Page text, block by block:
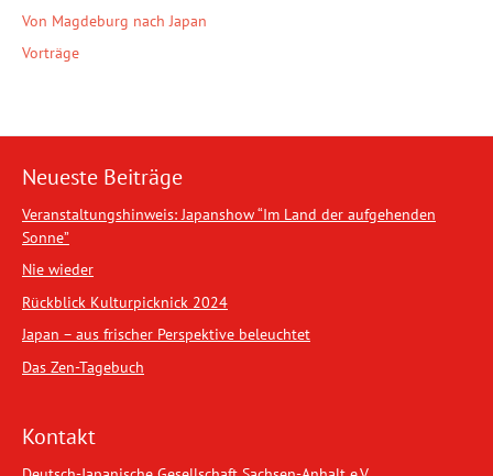
Von Magdeburg nach Japan
Vorträge
Neueste Beiträge
Veranstaltungshinweis: Japanshow “Im Land der aufgehenden
Sonne”
Nie wieder
Rückblick Kulturpicknick 2024
Japan – aus frischer Perspektive beleuchtet
Das Zen-Tagebuch
Kontakt